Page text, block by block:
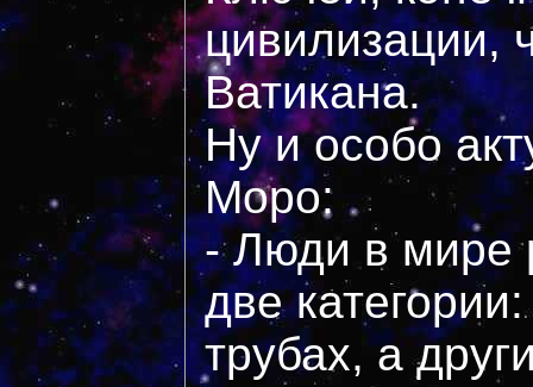
цивилизации,
Ватикана.
Ну и особо
Моро:
- Люди в мире
две
трубах, а